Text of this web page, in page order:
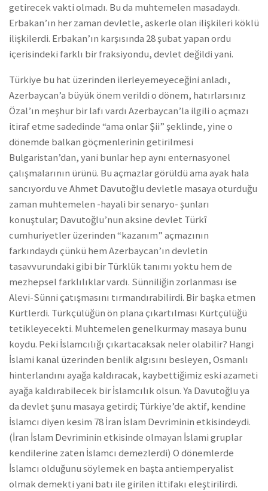
getirecek vakti olmadı. Bu da muhtemelen masadaydı.
Erbakan’ın her zaman devletle, askerle olan ilişkileri köklü
ilişkilerdi. Erbakan’ın karşısında 28 şubat yapan ordu
içerisindeki farklı bir fraksiyondu, devlet değildi yani.
Türkiye bu hat üzerinden ilerleyemeyeceğini anladı,
Azerbaycan’a büyük önem verildi o dönem, hatırlarsınız
Özal’ın meşhur bir lafı vardı Azerbaycan’la ilgili o açmazı
itiraf etme sadedinde “ama onlar Şii” şeklinde, yine o
dönemde balkan göçmenlerinin getirilmesi
Bulgaristan’dan, yani bunlar hep aynı enternasyonel
çalışmalarının ürünü. Bu açmazlar görüldü ama ayak hala
sancıyordu ve Ahmet Davutoğlu devletle masaya oturduğu
zaman muhtemelen -hayali bir senaryo- şunları
konuştular; Davutoğlu’nun aksine devlet Türkî
cumhuriyetler üzerinden “kazanım” açmazının
farkındaydı çünkü hem Azerbaycan’ın devletin
tasavvurundaki gibi bir Türklük tanımı yoktu hem de
mezhepsel farklılıklar vardı. Sünniliğin zorlanması ise
Alevi-Sünni çatışmasını tırmandırabilirdi. Bir başka etmen
Kürtlerdi. Türkçülüğün ön plana çıkartılması Kürtçülüğü
tetikleyecekti. Muhtemelen genelkurmay masaya bunu
koydu. Peki İslamcılığı çıkartacaksak neler olabilir? Hangi
İslami kanal üzerinden benlik algısını besleyen, Osmanlı
hinterlandını ayağa kaldıracak, kaybettiğimiz eski azameti
ayağa kaldırabilecek bir İslamcılık olsun. Ya Davutoğlu ya
da devlet şunu masaya getirdi; Türkiye’de aktif, kendine
İslamcı diyen kesim 78 İran İslam Devriminin etkisindeydi.
(İran İslam Devriminin etkisinde olmayan İslami gruplar
kendilerine zaten İslamcı demezlerdi) O dönemlerde
İslamcı olduğunu söylemek en başta antiemperyalist
olmak demekti yani batı ile girilen ittifakı eleştirilirdi.